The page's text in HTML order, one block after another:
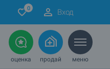
0 Вход
оценка продай меню